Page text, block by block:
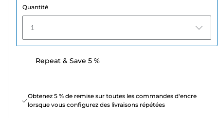
Quantité
1
Repeat & Save 5 %
Obtenez 5 % de remise sur toutes les commandes d'encre
lorsque vous configurez des livraisons répétées